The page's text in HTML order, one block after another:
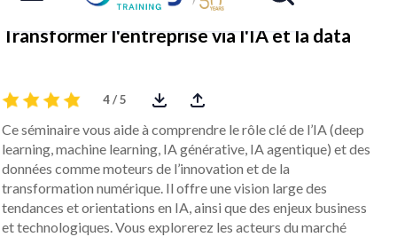
Transformer l'entreprise via l'IA et la data
4 / 5
Ce séminaire vous aide à comprendre le rôle clé de l’IA (deep
learning, machine learning, IA générative, IA agentique) et des
données comme moteurs de l’innovation et de la
transformation numérique. Il offre une vision large des
tendances et orientations en IA, ainsi que des enjeux business
et technologiques. Vous explorerez les acteurs du marché